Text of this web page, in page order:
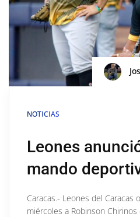
NOTICIAS
Leones
mando
Caracas.- Leones del Caracas
miércoles a Robinson